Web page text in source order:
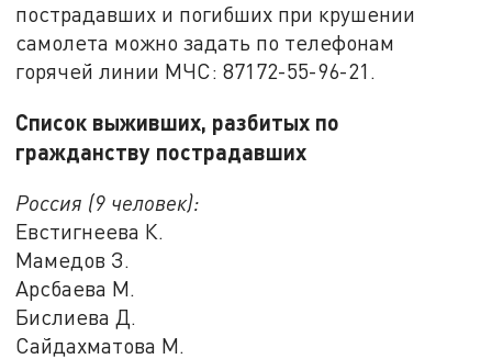
пострадавших и погибших при крушении
самолета можно задать по телефонам
горячей линии МЧС: 87172-55-96-21.
Список выживших, разбитых по
гражданству пострадавших
Россия (9 человек):
Евстигнеева К.
Мамедов З.
Арсбаева М.
Бислиева Д.
Сайдахматова М.